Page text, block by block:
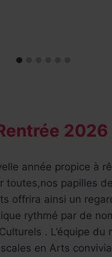
2026
année propice à
toutes,nos papilles de
offrira ainsi un
rythmé par de
. L’équipe du
en Arts